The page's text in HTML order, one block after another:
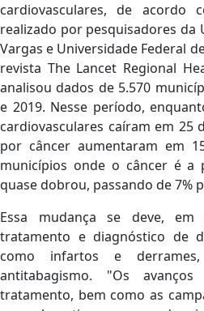
cardiovasculares, de acordo
realizado por pesquisadores da
Vargas e Universidade Federal
revista The Lancet Regional
analisou dados de 5.570
e 2019. Nesse período,
cardiovasculares caíram em 25
por câncer aumentaram em
municípios onde o câncer é a
quase dobrou, passando de 7%
Essa mudança se deve,
tratamento e diagnóstico de
como infartos e
antitabagismo. "Os
tratamento, bem como as